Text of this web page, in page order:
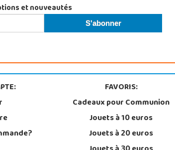
et nouveautés
FAVORIS:
Cadeaux pour Communion
Jouets à 10 euros
Jouets à 20 euros